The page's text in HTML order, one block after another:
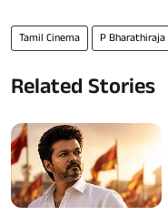
Tamil Cinema P Bharathiraja
Related Stories